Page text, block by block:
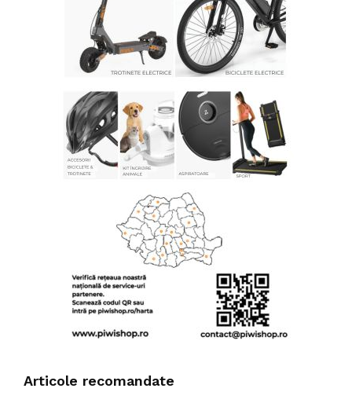
Articole recomandate